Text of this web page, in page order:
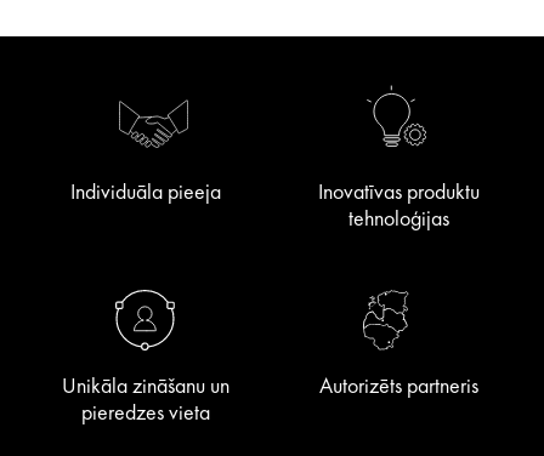
Individuāla pieeja
Inovatīvas produktu
tehnoloģijas
Unikāla zināšanu un
pieredzes vieta
Autorizēts partneris